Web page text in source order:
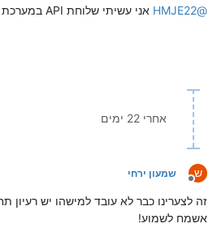
@
HMJE22 אני עשיתי שלוחת API במערכת מאושרת ועבד מצוין.
אחרי 22 ימים
ש
מנותק
שמעון ירחי
זה לצערינו כבר לא עובד למישהו יש רעיון
אשמח לשמוע!